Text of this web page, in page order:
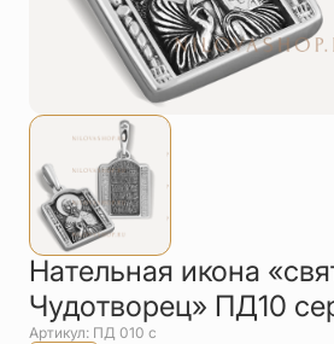
Упаковка
Другое
Нательная икона
Чудотворец» ПД10
Артикул: ПД 010 с